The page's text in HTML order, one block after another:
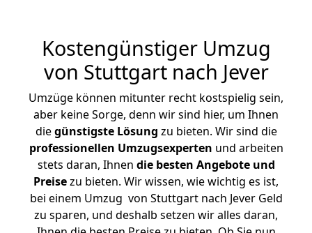
Kostengünstiger Umzug
von Stuttgart nach Jever
Umzüge können mitunter recht kostspielig sein,
aber keine Sorge, denn wir sind hier, um Ihnen
diegünstigste Lösung zu bieten. Wir sind die
professionellen Umzugsexperten und arbeiten
stets daran, Ihnen die besten Angebote und
Preisezu bieten. Wir wissen, wie wichtig es ist,
bei einem Umzug von Stuttgart nach Jever Geld
zu sparen, und deshalb setzen wir alles daran,